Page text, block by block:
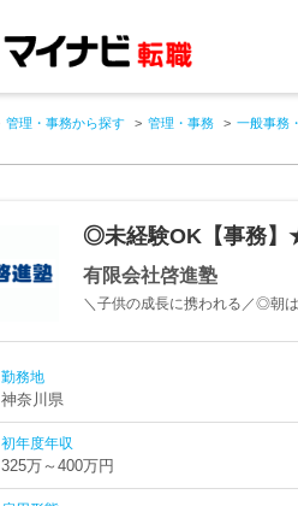
管理・事務から探す 管理・事務 一般事務
◎未経験OK【事務
有限会社啓進塾
＼子供の成長に携われる／◎朝
勤務地
神奈川県
初年度年収
325万～400万円